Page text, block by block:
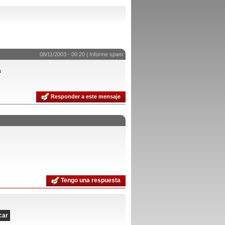
08/11/2003 - 00:20 | Informe spam
Responder a este mensaje
Tengo una respuesta